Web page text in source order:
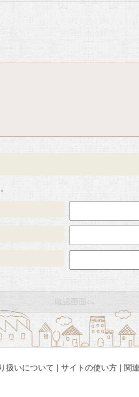
扱いについて サイトの使い方 関